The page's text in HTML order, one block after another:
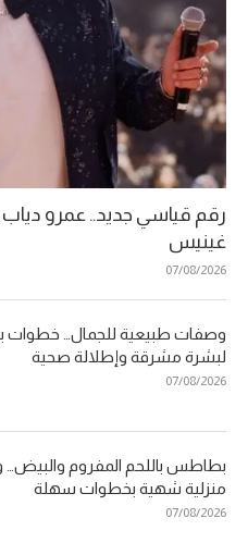
رقم قياسي جديد.. عمرو دياب
غينيس
07/08/2026
وصفات طبيعية للجمال… خطوات
لبشرة مشرقة وإطلالة صحية
07/08/2026
بطاطس باللحم المفروم والبيض…
منزلية شهية بخطوات سهلة
07/08/2026